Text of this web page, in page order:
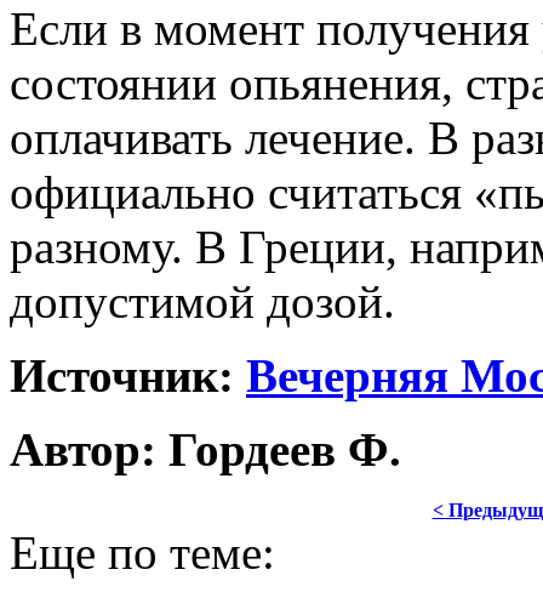
Если в момент получения
состоянии опьянения,
оплачивать лечение. В
официально считаться
разному. В Греции,
допустимой дозой.
Источник: Вечерняя
Автор: Гордеев Ф.
<
Еще по теме: